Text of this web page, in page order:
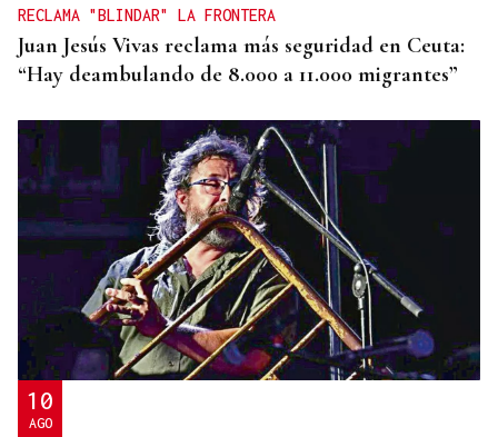
RECLAMA "BLINDAR" LA FRONTERA
Juan Jesús Vivas reclama más seguridad en Ceuta:
“Hay deambulando de 8.000 a 11.000 migrantes”
10
AGO